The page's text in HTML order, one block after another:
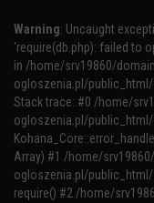
Warning: Uncaught
'require(db.php): failed to
in /home/srv19860/
ogloszenia.pl/
Stack trace: #0 /home/
ogloszenia.pl/
Array) #1 /home/
ogloszenia.pl/
require() #2 /home/